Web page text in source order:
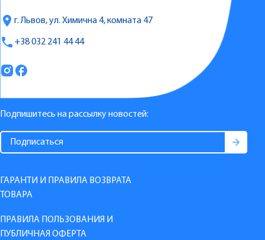
г. Львов, ул. Химична 4, комната 47
+38 032 241 44 44
Подпишитесь на рассылку новостей:
ГАРАНТИ И ПРАВИЛА ВОЗВРАТА
ТОВАРА
ПРАВИЛА ПОЛЬЗОВАНИЯ И
ПУБЛИЧНАЯ ОФЕРТА